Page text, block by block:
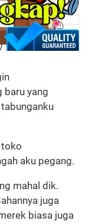
baru yang
toko
aku pegang.
mahal dik.
juga
biasa juga